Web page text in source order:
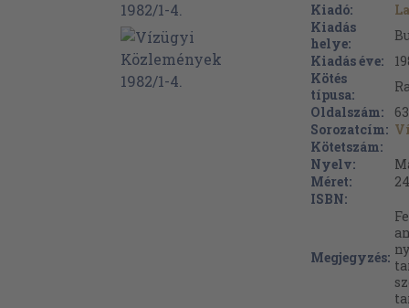
Kiadó:
Kiadás
helye:
Kiadás éve:
Kötés
típusa:
Oldalszám:
Sorozatcím:
Kötetszám:
Nyelv:
Méret:
ISBN:
Megjegyzés: